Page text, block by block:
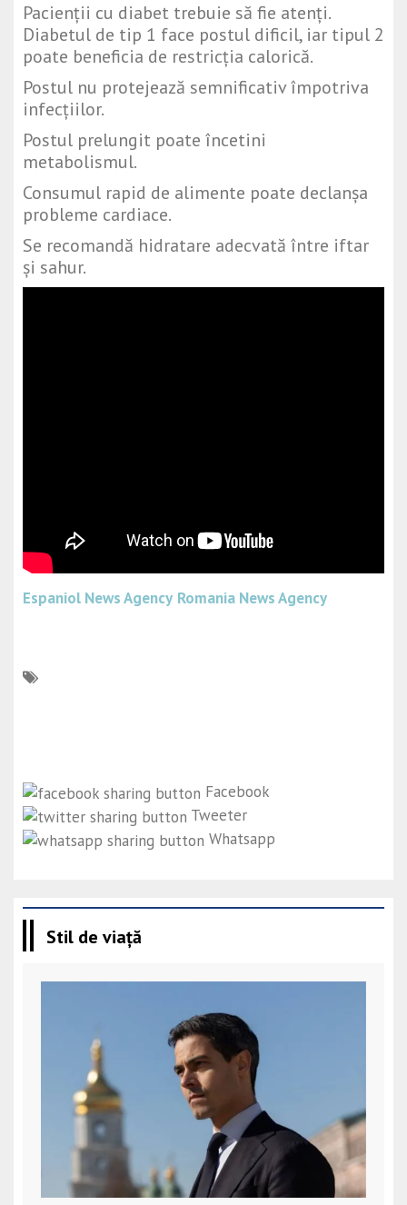
Pacienții cu diabet trebuie să fie atenți.
Diabetul de tip 1 face postul dificil, iar tipul 2
poate beneficia de restricția calorică.
Postul nu protejează semnificativ împotriva
infecțiilor.
Postul prelungit poate încetini
metabolismul.
Consumul rapid de alimente poate declanșa
probleme cardiace.
Se recomandă hidratare adecvată între iftar
și sahur.
Espaniol News Agency Romania News Agency
Facebook
Tweeter
Whatsapp
Stil de viață